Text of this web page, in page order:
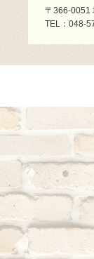
〒366-0051
TEL：048-